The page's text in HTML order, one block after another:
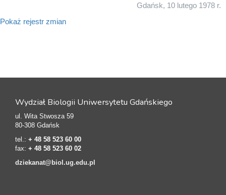
Gdańsk, 10 lutego 1978 r.
Pokaż rejestr zmian
Wydział Biologii Uniwersytetu Gdańskiego
ul. Wita Stwosza 59
80-308 Gdańsk
tel.: + 48 58 523 60 00
fax: + 48 58 523 60 02
dziekanat@biol.ug.edu.pl